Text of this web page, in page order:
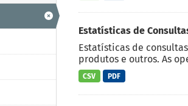
Estatísticas de
Estatísticas de
produtos e outros. As
CSV PDF